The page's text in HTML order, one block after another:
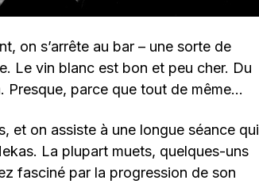
on s’arrête au bar – une sorte de
Le vin blanc est bon et peu cher. Du
Presque, parce que tout de même…
et on assiste à une longue séance qui
La plupart muets, quelques-uns
fasciné par la progression de son